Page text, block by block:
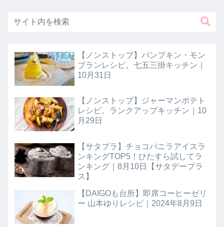
【ノンストップ】パンプキン・モン
ブランレシピ。七五三掛キッチン｜
10月31日
【ノンストップ】ジャーマンポテト
レシピ。ランクアップキッチン｜10
月29日
【サタプラ】チョコバニラアイスラ
ンキングTOP5！ひたすら試してラ
ンキング｜8月10日【サタデープラ
ス】
【DAIGOも台所】即席コーヒーゼリ
ー 山本ゆりレシピ｜2024年8月9日